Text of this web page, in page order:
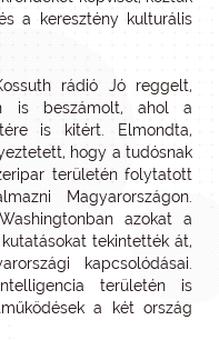
a keresztény kulturális
rádió Jó reggelt,
is beszámolt, ahol a
is kitért. Elmondta,
hogy a tudósnak
területén folytatott
Magyarországon.
azokat a
tekintették át,
kapcsolódásai.
területén is
a két ország